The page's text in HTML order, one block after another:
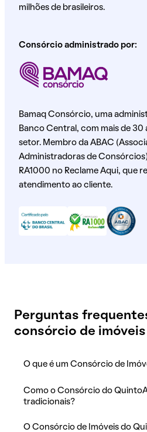
milhões de brasileiros.
Consórcio administrado por:
Bamaq Consórcio, uma
Banco Central, com mais de 30
setor. Membro da ABAC
Administradoras de
RA1000 no Reclame Aqui, que
atendimento ao cliente.
Perguntas
consórcio de imóveis
O que é um Consórcio de
Como o Consórcio do
tradicionais?
O Consórcio de Imóveis do